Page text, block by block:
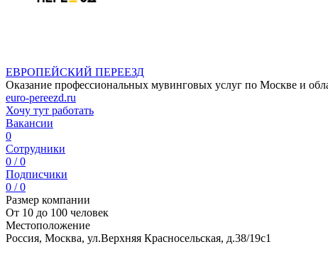
ЕВРОПЕЙСКИЙ ПЕРЕЕЗД
Оказание профессиональных мувинговых услуг по Москве и
euro-pereezd.ru
Хочу тут работать
Вакансии
0
Сотрудники
0 / 0
Подписчики
0 / 0
Размер компании
От 10 до 100 человек
Местоположение
Россия, Москва, ул.Верхняя Красносельская, д.38/19с1